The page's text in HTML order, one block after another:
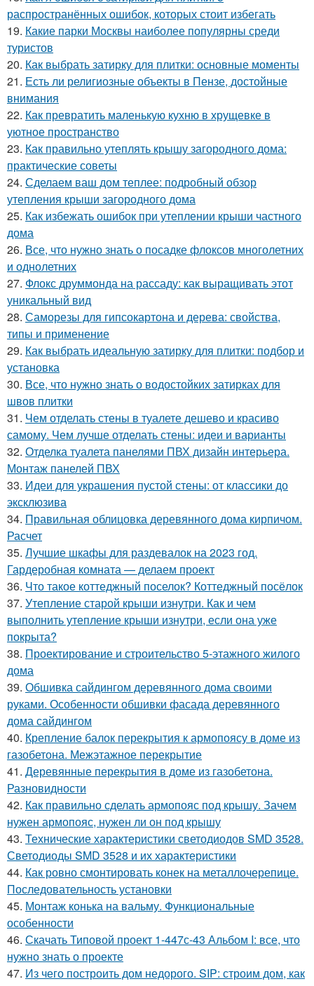
распространённых ошибок, которых стоит избегать
19. Какие парки Москвы наиболее популярны среди
туристов
20. Как выбрать затирку для плитки: основные моменты
21. Есть ли религиозные объекты в Пензе, достойные
внимания
22. Как превратить маленькую кухню в хрущевке в
уютное пространство
23. Как правильно утеплять крышу загородного дома:
практические советы
24. Сделаем ваш дом теплее: подробный обзор
утепления крыши загородного дома
25. Как избежать ошибок при утеплении крыши частного
дома
26. Все, что нужно знать о посадке флоксов многолетних
и однолетних
27. Флокс друммонда на рассаду: как выращивать этот
уникальный вид
28. Саморезы для гипсокартона и дерева: свойства,
типы и применение
29. Как выбрать идеальную затирку для плитки: подбор и
установка
30. Все, что нужно знать о водостойких затирках для
швов плитки
31. Чем отделать стены в туалете дешево и красиво
самому. Чем лучше отделать стены: идеи и варианты
32. Отделка туалета панелями ПВХ дизайн интерьера.
Монтаж панелей ПВХ
33. Идеи для украшения пустой стены: от классики до
эксклюзива
34. Правильная облицовка деревянного дома кирпичом.
Расчет
35. Лучшие шкафы для раздевалок на 2023 год.
Гардеробная комната — делаем проект
36. Что такое коттеджный поселок? Коттеджный посёлок
37. Утепление старой крыши изнутри. Как и чем
выполнить утепление крыши изнутри, если она уже
покрыта?
38. Проектирование и строительство 5-этажного жилого
дома
39. Обшивка сайдингом деревянного дома своими
руками. Особенности обшивки фасада деревянного
дома сайдингом
40. Крепление балок перекрытия к армопоясу в доме из
газобетона. Межэтажное перекрытие
41. Деревянные перекрытия в доме из газобетона.
Разновидности
42. Как правильно сделать армопояс под крышу. Зачем
нужен армопояс, нужен ли он под крышу
43. Технические характеристики светодиодов SMD 3528.
Светодиоды SMD 3528 и их характеристики
44. Как ровно смонтировать конек на металлочерепице.
Последовательность установки
45. Монтаж конька на вальму. Функциональные
особенности
46. Скачать Типовой проект 1-447с-43 Альбом I: все, что
нужно знать о проекте
47. Из чего построить дом недорого. SIP: строим дом, как